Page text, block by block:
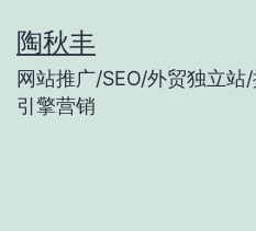
至
内
陶秋丰
网站推广/SEO/外贸独立站
引擎营销